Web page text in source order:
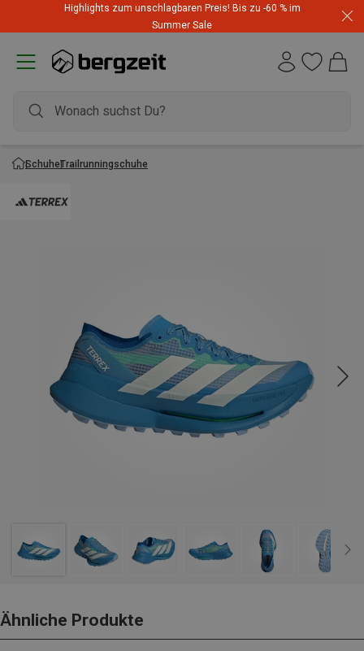
Highlights zum unschlagbaren Preis! Bis zu -60 % im
Summer Sale
SchuheTrailrunningschuhe
Ähnliche Produkte